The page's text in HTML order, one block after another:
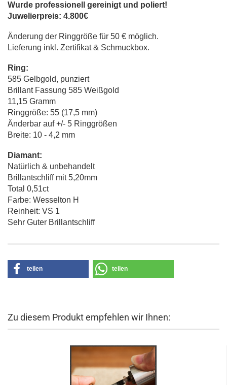
Wurde professionell gereinigt und poliert!
Juwelierpreis: 4.800€
Änderung der Ringgröße für 50 € möglich.
Lieferung inkl. Zertifikat & Schmuckbox.
Ring:
585 Gelbgold, punziert
Brillant Fassung 585 Weißgold
11,15 Gramm
Ringgröße: 55 (17,5 mm)
Änderbar auf +/- 5 Ringgrößen
Breite: 10 - 4,2 mm
Diamant:
Natürlich & unbehandelt
Brillantschliff mit 5,20mm
Total 0,51ct
Farbe: Wesselton H
Reinheit: VS 1
Sehr Guter Brillantschliff
teilen teilen
Zu diesem Produkt empfehlen wir Ihnen: